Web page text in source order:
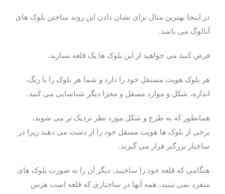
در اینجا بهترین مثال برای نشان دادن این روند ساختن بلوک های
آنالوگ می باشد.
فرض کنید می خواهید از این بلوک ها یک قلعه بسازید.
هر بلوک هویت مستقل خود را دارد و شما هر بلوک را با رنگ،
اندازه، شکل و موارد مسقل و مجزا دیگر شناسایی می کنید.
همانطور که به طرح و شکل مورد نظر نزدیک تر می شوید،
برخی از بلوک ها هویت مسقل خود را از دست می دهند زیرا در
ساختار بزرگتر قرار می گیرند.
هنگامی که قلعه خود را ساختید، دیگر آن را به صورت بلوک های
منفرد نمی بینید، همه آنها در ساختاری که قلعه است هرس